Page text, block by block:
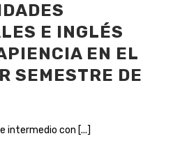
E INGLÉS
EN EL
SEMESTRE DE
intermedio con [...]